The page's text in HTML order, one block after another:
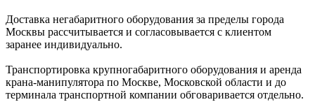
Доставка негабаритного оборудования за пределы города
Москвы рассчитывается и согласовывается с клиентом
заранее индивидуально.
Транспортировка крупногабаритного оборудования и аренда
крана-манипулятора по Москве, Московской области и до
терминала транспортной компании обговаривается отдельно.